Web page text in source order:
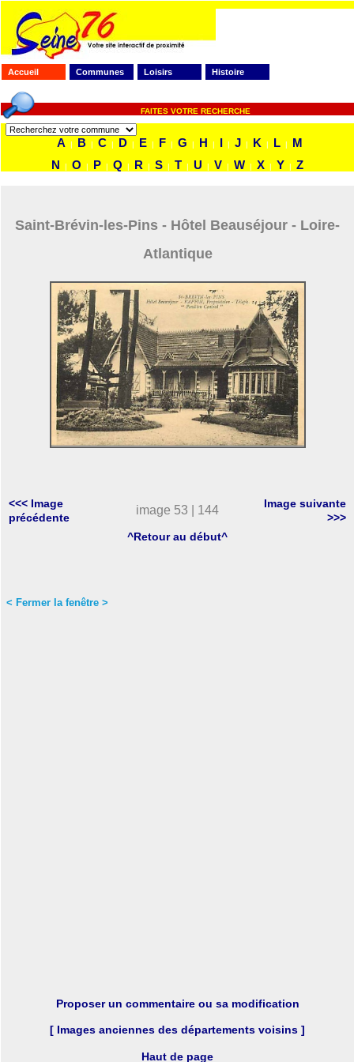
Accueil Communes Loisirs Histoire
FAITES VOTRE RECHERCHE
A | B | C | D | E | F | G | H | I | J | K | L |
M
N
| O | P | Q | R | S | T | U | V | W | X | Y | Z
Saint-Brévin-les-Pins - Hôtel Beauséjour - Loire-
Atlantique
<<< Image
précédente
image 53 | 144
Image suivante
>>>
^Retour au début^
< Fermer la fenêtre >
Proposer un commentaire ou sa modification
[ Images anciennes des départements voisins ]
Haut de page